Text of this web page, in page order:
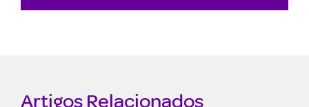
Artigos Relacionados